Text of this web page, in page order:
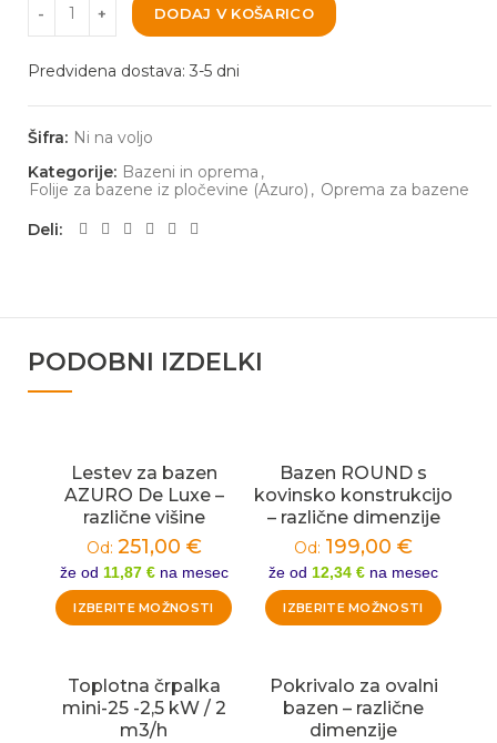
DODAJ V KOŠARICO
Predvidena dostava: 3-5 dni
Šifra: Ni na voljo
Kategorije: Bazeni in oprema ,
Folije za bazene iz pločevine (Azuro) , Oprema za bazene
Deli
PODOBNI IZDELKI
Lestev za bazen
AZURO De Luxe –
različne višine
Od: 251,00 €
že od 11,87 €na mesec
IZBERITE MOŽNOSTI
Bazen ROUND s
kovinsko konstrukcijo
– različne dimenzije
Od: 199,00 €
že od 12,34 € na mesec
IZBERITE MOŽNOSTI
Toplotna črpalka
mini-25 -2,5 kW / 2
m3/h
Pokrivalo za ovalni
bazen – različne
dimenzije